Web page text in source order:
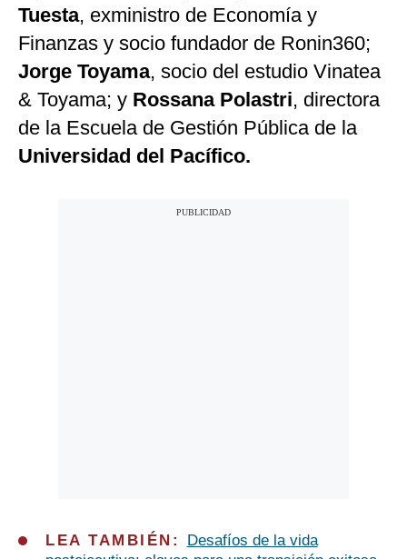
Tuesta, exministro de Economía y
Finanzas y socio fundador de Ronin360;
Jorge Toyama, socio del estudio Vinatea
& Toyama; y Rossana Polastri, directora
de la Escuela de Gestión Pública de la
Universidad del Pacífico.
LEA TAMBIÉN:
Desafíos de la vida